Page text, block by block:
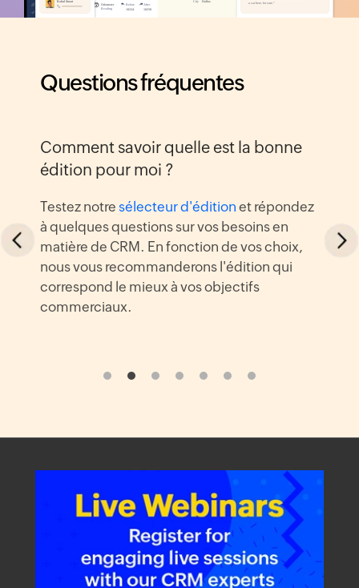
Questions fréquentes
Comment savoir quelle est la bonne
édition pour moi ?
Testez notre sélecteur d'édition et répondez
à quelques questions sur vos besoins en
matière de CRM. En fonction de vos choix,
nous vous recommanderons l'édition qui
correspond le mieux à vos objectifs
commerciaux.